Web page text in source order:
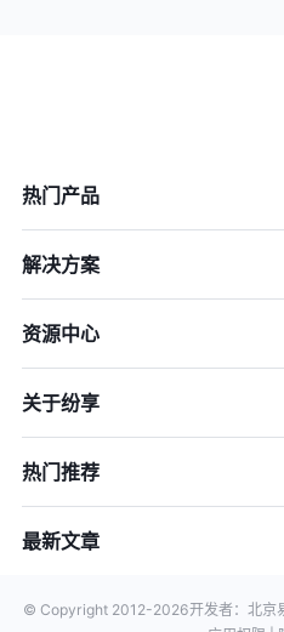
热门产品
解决方案
资源中心
关于纷享
热门推荐
最新文章
© Copyright 2012-2026开发者：北京